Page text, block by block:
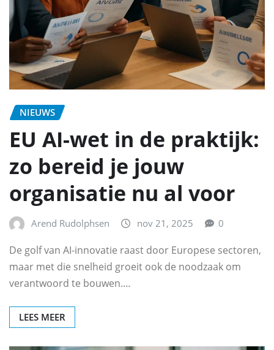
NIEUWS
EU AI-wet in de praktijk:
zo bereid je jouw
organisatie nu al voor
Arend Rudolphsen nov 21, 2025 0
De golf van AI-innovatie raast door Europese sectoren,
maar met die snelheid groeit ook de noodzaak om
verantwoord te bouwen.…
LEES MEER